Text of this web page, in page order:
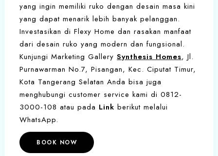
yang ingin memiliki ruko dengan desain masa kini
yang dapat menarik lebih banyak pelanggan.
Investasikan di Flexy Home dan rasakan manfaat
dari desain ruko yang modern dan fungsional.
Kunjungi Marketing Gallery Synthesis Homes, Jl.
Purnawarman No.7, Pisangan, Kec. Ciputat Timur,
Kota Tangerang Selatan Anda bisa juga
menghubungi customer service kami di 0812-
3000-108 atau pada Link berikut melalui
WhatsApp.
BOOK NOW